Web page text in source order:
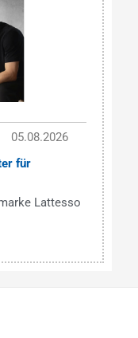
05.08.2026
für
Lattesso